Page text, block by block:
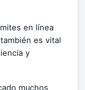
en línea
es vital
y
muchos